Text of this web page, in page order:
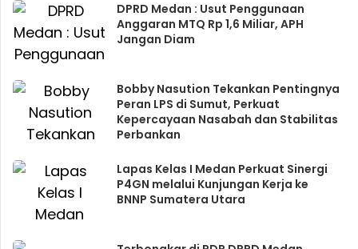
DPRD Medan : Usut Penggunaan
Anggaran MTQ Rp 1,6 Miliar, APH
Jangan Diam
Bobby Nasution Tekankan Pentingnya
Peran LPS di Sumut, Perkuat
Kepercayaan Nasabah dan Stabilitas
Perbankan
Lapas Kelas I Medan Perkuat Sinergi
P4GN melalui Kunjungan Kerja ke
BNNP Sumatera Utara